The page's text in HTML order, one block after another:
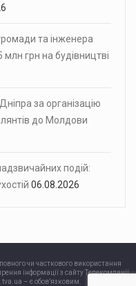
та інженера
грн на будівництві
за організацію
до Молдови
подій:
06.08.2026
чи часткового використання
інформації з сайту Телекомпанії
– є обов’язковим.